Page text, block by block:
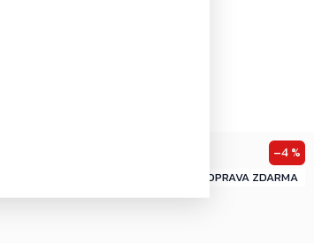
ZDARMA
–4 %